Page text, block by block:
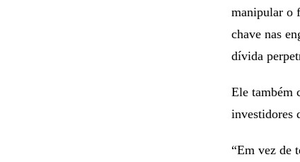
manipular o
chave nas
dívida
Ele também
investidores
“Em vez de